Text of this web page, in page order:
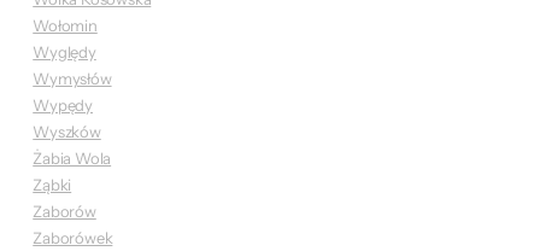
Wołomin
Wyględy
Wymysłów
Wypędy
Wyszków
Żabia Wola
Ząbki
Zaborów
Zaborówek